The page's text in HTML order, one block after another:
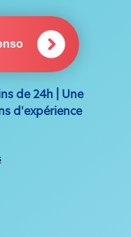
de 24h | Une
d'expérience